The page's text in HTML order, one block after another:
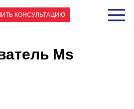
КОНСУЛЬТАЦИЮ
Ms